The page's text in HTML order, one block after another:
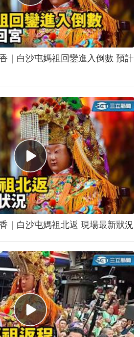
｜白沙屯媽祖回鑾進入倒數 預計
｜白沙屯媽祖北返 現場最新狀況